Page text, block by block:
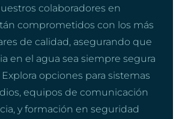
colaboradores en
comprometidos con los más
de calidad, asegurando que
en el agua sea siempre segura
opciones para sistemas
equipos de comunicación
y formación en seguridad